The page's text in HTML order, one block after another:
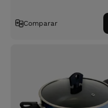
Comparar